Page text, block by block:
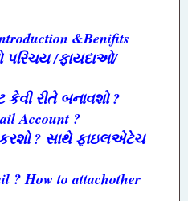
&Benifits
/ફાયદાઓ/
રીતે બનાવશો ?
Account ?
? સાથે ફાઇલએટેચ
? How to attachother